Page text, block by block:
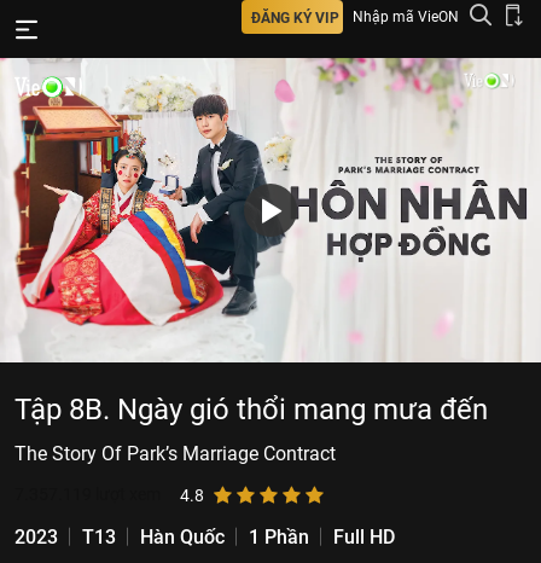
ĐĂNG KÝ VIP Nhập mã VieON
Tập 8B. Ngày gió thổi mang mưa đến
The Story Of Park’s Marriage Contract
4.8
2023 T13 Hàn Quốc 1 Phần
Full HD